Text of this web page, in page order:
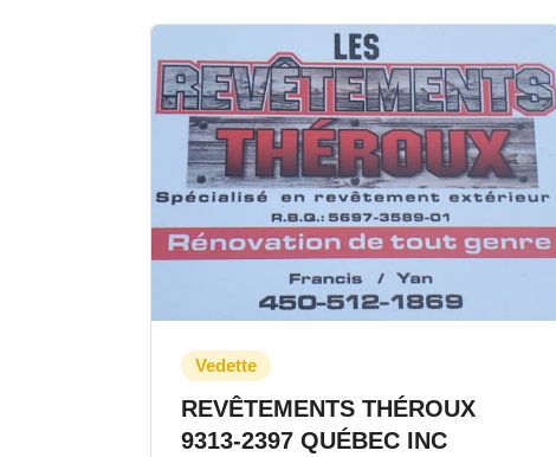
REVÊTEMENTS THÉROUX
9313-2397 QUÉBEC INC